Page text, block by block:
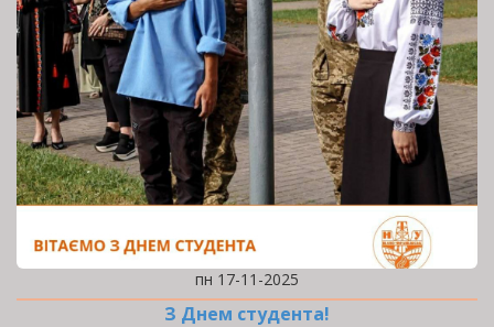
пн 17-11-2025
З Днем студента!